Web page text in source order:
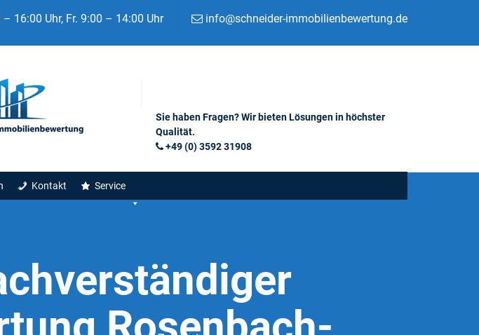
16:00 Uhr, Fr. 9:00 – 14:00 Uhr info@schneider-immobilienbewertung.de
Sie haben Fragen? Wir bieten Lösungen in höchster
Qualität.
+49 (0) 3592 31908
Kontakt Service